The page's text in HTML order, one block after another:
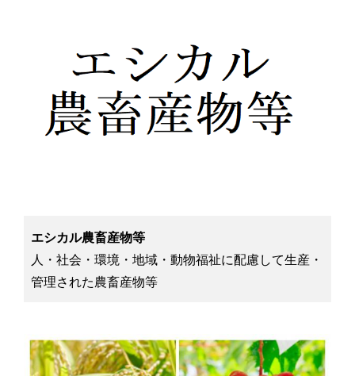
エシカル農畜産物等
人・社会・環境・地域・動物福祉に配慮して生産・
管理された農畜産物等